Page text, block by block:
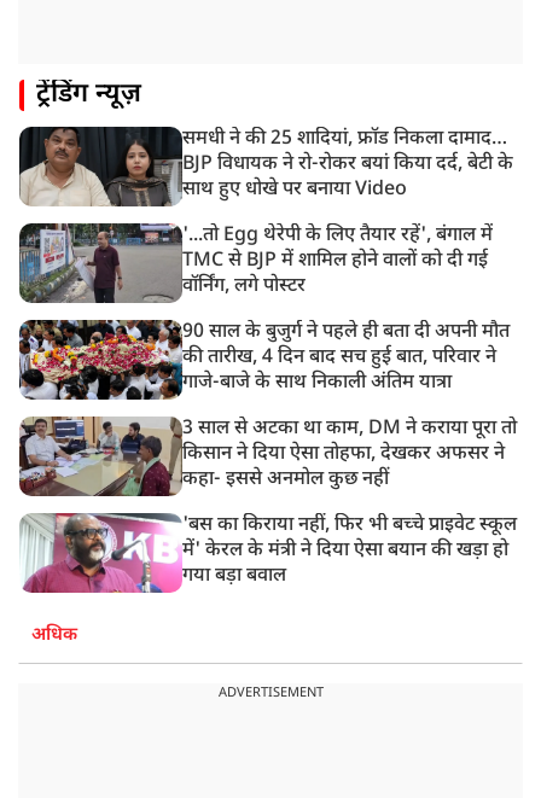
ट्रेंडिंग न्यूज़
समधी ने की 25 शादियां, फ्रॉड निकला दामाद…
BJP विधायक ने रो-रोकर बयां किया दर्द, बेटी के
साथ हुए धोखे पर बनाया Video
'...तो Egg थेरेपी के लिए तैयार रहें', बंगाल में
TMC से BJP में शामिल होने वालों को दी गई
वॉर्निंग, लगे पोस्टर
90 साल के बुजुर्ग ने पहले ही बता दी अपनी मौत
की तारीख, 4 दिन बाद सच हुई बात, परिवार ने
गाजे-बाजे के साथ निकाली अंतिम यात्रा
3 साल से अटका था काम, DM ने कराया पूरा तो
किसान ने दिया ऐसा तोहफा, देखकर अफसर ने
कहा- इससे अनमोल कुछ नहीं
'बस का किराया नहीं, फिर भी बच्चे प्राइवेट स्कूल
में' केरल के मंत्री ने दिया ऐसा बयान की खड़ा हो
गया बड़ा बवाल
अधिक
ADVERTISEMENT